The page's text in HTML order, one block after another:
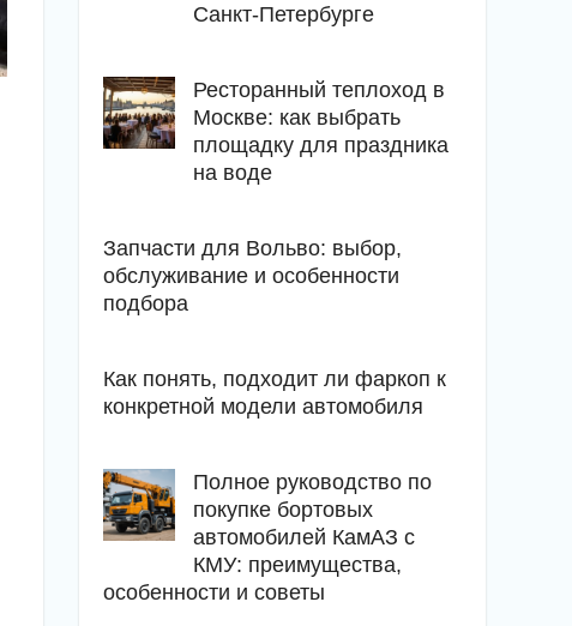
Санкт-Петербурге
Ресторанный теплоход в
Москве: как выбрать
площадку для праздника
на воде
Запчасти для Вольво: выбор,
обслуживание и особенности
подбора
Как понять, подходит ли фаркоп к
конкретной модели автомобиля
Полное руководство по
покупке бортовых
автомобилей КамАЗ с
КМУ: преимущества,
особенности и советы